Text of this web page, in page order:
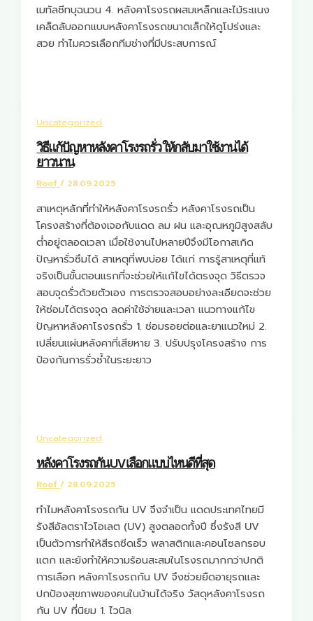
เมทัลชีทบุฉนวน 4. หลังคาโรงรถผสมเหล็กและไม้ระแนง
เคล็ดลับออกแบบหลังคาโรงรถขนาดเล็กให้ดูโปร่งและ
สวย ทำไมควรเลือกทีมช่างที่มีประสบการณ์
Uncategorized
วิธีแก้ปัญหาหลังคาโรงรถรั่ว ให้กลับมาใช้งานได้
ยาวนาน
Roof/ 28.09.2025
สาเหตุหลักที่ทำให้หลังคาโรงรถรั่ว หลังคาโรงรถเป็น
โครงสร้างที่ต้องเจอกับแดด ลม ฝน และอุณหภูมิสูงสลับ
ต่ำอยู่ตลอดเวลา เมื่อใช้งานไปหลายปีจึงมีโอกาสเกิด
ปัญหารั่วซึมได้ สาเหตุที่พบบ่อย ได้แก่ การรู้สาเหตุที่แท้
จริงเป็นขั้นตอนแรกที่จะช่วยให้แก้ไขได้ตรงจุด วิธีตรวจ
สอบจุดรั่วด้วยตัวเอง การตรวจสอบอย่างละเอียดจะช่วย
ให้ซ่อมได้ตรงจุด ลดค่าใช้จ่ายและเวลา แนวทางแก้ไข
ปัญหาหลังคาโรงรถรั่ว 1. ซ่อมรอยต่อและยาแนวใหม่ 2.
เปลี่ยนแผ่นหลังคาที่เสียหาย 3. ปรับปรุงโครงสร้าง การ
ป้องกันการรั่วซ้ำในระยะยาว
Uncategorized
หลังคาโรงรถกัน UV เลือกแบบไหนดีที่สุด
Roof/ 28.09.2025
ทำไมหลังคาโรงรถกัน UV จึงจำเป็น แดดประเทศไทยมี
รังสีอัลตราไวโอเลต (UV) สูงตลอดทั้งปี ซึ่งรังสี UV
เป็นตัวการทำให้สีรถซีดเร็ว พลาสติกและคอนโซลกรอบ
แตก และยังทำให้ความร้อนสะสมในโรงรถมากกว่าปกติ
การเลือก หลังคาโรงรถกัน UV จึงช่วยยืดอายุรถและ
ปกป้องสุขภาพของคนในบ้านได้จริง วัสดุหลังคาโรงรถ
กัน UV ที่นิยม 1. ไวนิล